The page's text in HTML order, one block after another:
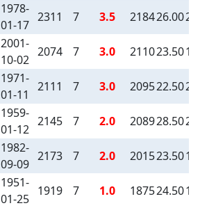
1978-
01-17
2311 7 3.5 218426.002
2001-
10-02
2074 7 3.0 211023.501
1971-
01-11
2111 7 3.0 209522.502
1959-
01-12
2145 7 2.0 208928.502
1982-
09-09
2173 7 2.0 201523.501
1951-
01-25
1919 7 1.0 187524.501